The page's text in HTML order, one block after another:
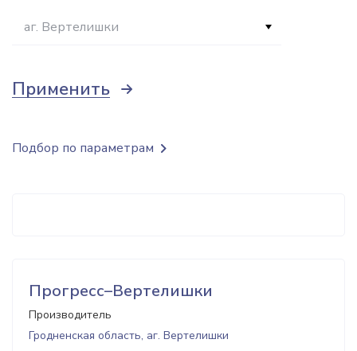
аг. Вертелишки
Применить
Прогресс–Вертелишки
Производитель
Гродненская область, аг. Вертелишки
Подбор по параметрам